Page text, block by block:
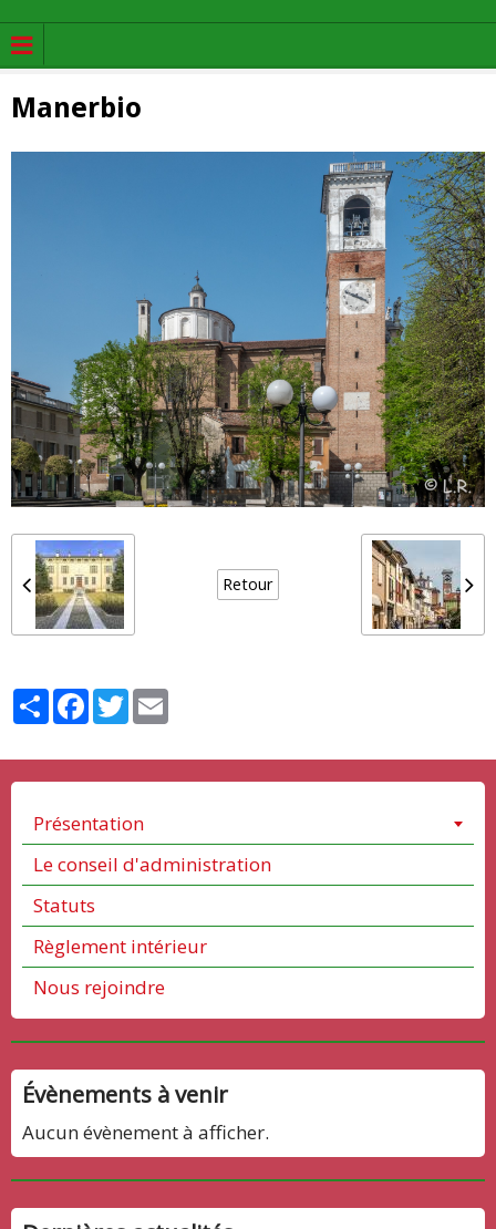
Manerbio
Retour
PartagerFacebook
Twitter
Présentation
Le conseil d'administration
Statuts
Règlement intérieur
Nous rejoindre
Évènements à venir
Aucun évènement à afficher.